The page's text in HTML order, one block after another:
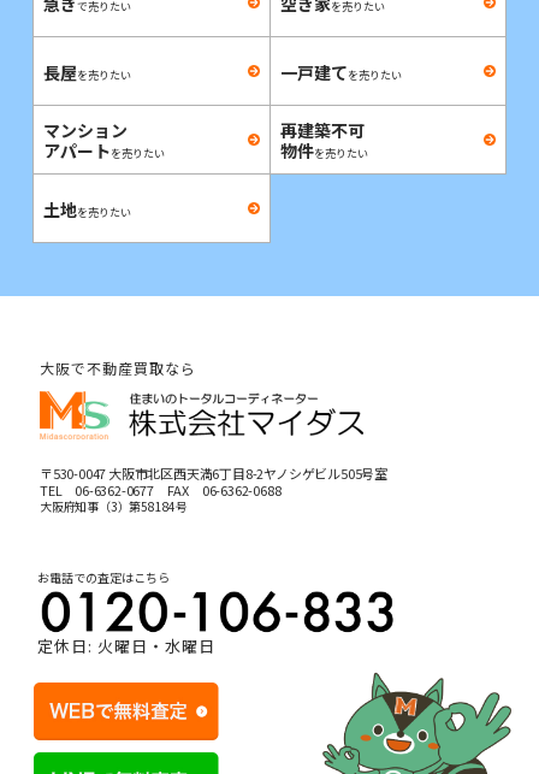
で売りたい を売りたい
長屋を売りたい 一戸建てを売りたい
マンション
アパートを売りたい
再建築不可
物件を売りたい
土地を売りたい
大阪で不動産買取なら
〒530-0047 大阪市北区西天満6丁目8-2ヤノシゲビル505号室
TEL 06-6362-0677FAX 06-6362-0688
大阪府知事（3）第58184号
お電話での査定はこちら
定休日: 火曜日・水曜日